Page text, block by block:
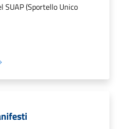
SUAP (Sportello Unico